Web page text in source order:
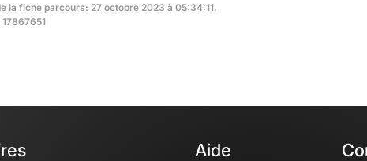
la fiche parcours: 27 octobre 2023 à 05:34:11.
Aide